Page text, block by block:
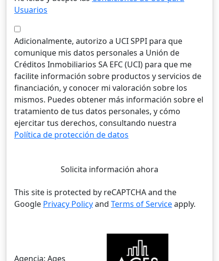
Usuarios
Adicionalmente, autorizo a UCI SPPI para que
comunique mis datos personales a Unión de
Créditos Inmobiliarios SA EFC (UCI) para que me
facilite información sobre productos y servicios de
financiación, y conocer mi valoración sobre los
mismos. Puedes obtener más información sobre el
tratamiento de tus datos personales, y cómo
ejercitar tus derechos, consultando nuestra
Política de protección de datos
Solicita información ahora
This site is protected by reCAPTCHA and the
Google Privacy Policyand Terms of Serviceapply.
Agencia: Ages